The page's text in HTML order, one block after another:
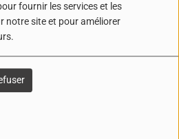
fournir les services et les
notre site et pour améliorer
À VENIR - LE CANCER
À VENIR- LA